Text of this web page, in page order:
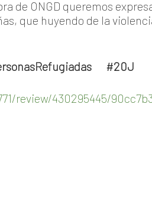
de ONGD queremos
que huyendo de la
#20J
review/430295445/